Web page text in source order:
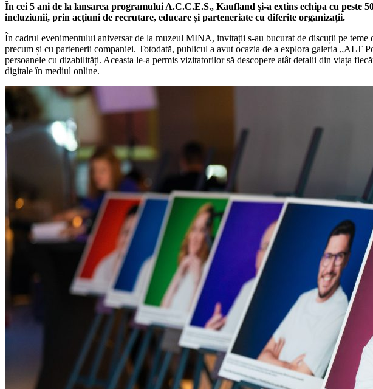
În cei 5 ani de la lansarea programului A.C.C.E.S., Kaufland și-a extins echipa cu
incluziunii, prin acțiuni de recrutare, educare și parteneriate cu diferite organizații.
În cadrul evenimentului aniversar de la muzeul MINA, invitații s-au bucurat de discuții pe teme
precum și cu partenerii companiei. Totodată, publicul a avut ocazia de a explora galeria „ALT
persoanele cu dizabilități. Aceasta le-a permis vizitatorilor să descopere atât detalii din viața
digitale în mediul online.